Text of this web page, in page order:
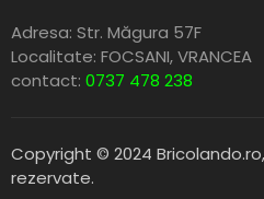
Adresa: Str. Măgura 57F
Localitate: FOCSANI,VRANCEA
contact: 0737 478 238
Copyright © 2024
rezervate.